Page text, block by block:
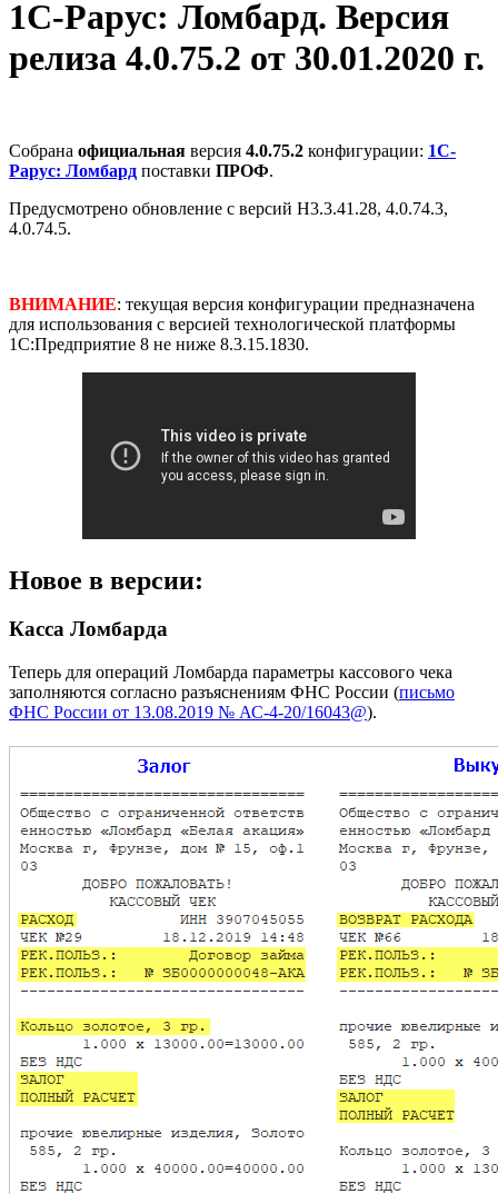
1С-Рарус: Ломбард. Версия
релиза 4.0.75.2 от 30.01.2020 г.
Собрана официальная версия 4.0.75.2 конфигурации: 1С-
Рарус: Ломбард поставки ПРОФ.
Предусмотрено обновление с версий Н3.3.41.28, 4.0.74.3,
4.0.74.5.
ВНИМАНИЕ: текущая версия конфигурации предназначена
для использования с версией технологической платформы
1С:Предприятие 8 не ниже 8.3.15.1830.
Новое в версии:
Касса Ломбарда
Теперь для операций Ломбарда параметры кассового чека
заполняются согласно разъяснениям ФНС России (письмо
ФНС России от 13.08.2019 № АС-4-20/16043@).